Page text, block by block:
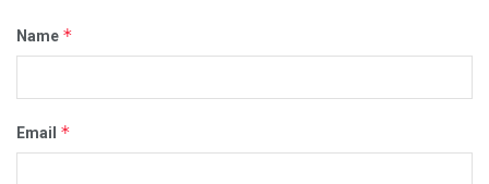
Name *
Email *